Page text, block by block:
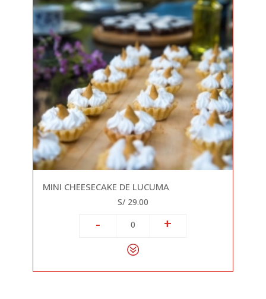
MINI CHEESECAKE DE LUCUMA
S/ 29.00
- 0 +